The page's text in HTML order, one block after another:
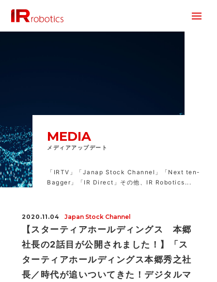
MEDIA
メディアアップデート
「IRTV」「Janap Stock Channel」「Next ten-
Bagger」「IR Direct」その他、IR Robotics...
2020.11.04 Japan Stock Channel
【スターティアホールディングス 本郷
社長の2話目が公開されました！】「ス
ターティアホールディングス本郷秀之社
長／時代が追いついてきた！デジタルマ